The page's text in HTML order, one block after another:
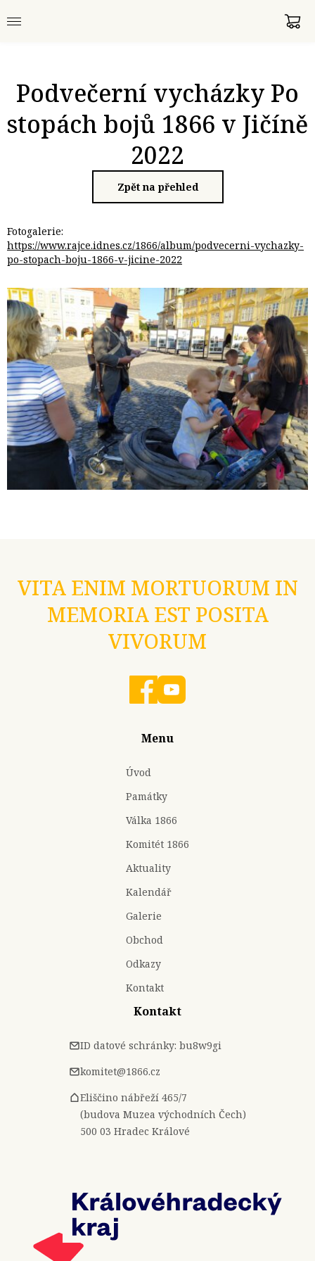
Zpět na přehled
Podvečerní vycházky Po
stopách bojů 1866 v Jičíně
2022
Fotogalerie:
https://www.rajce.idnes.cz/1866/album/podvecerni-vychazky-
po-stopach-boju-1866-v-jicine-2022
VITA ENIM MORTUORUM IN
MEMORIA EST POSITA
VIVORUM
Menu
Úvod
Památky
Válka 1866
Komitét 1866
Aktuality
Kalendář
Galerie
Obchod
Odkazy
Kontakt
Kontakt
ID datové schránky: bu8w9gi
komitet@1866.cz
Eliščino nábřeží 465/7
(budova Muzea východních Čech)
500 03 Hradec Králové